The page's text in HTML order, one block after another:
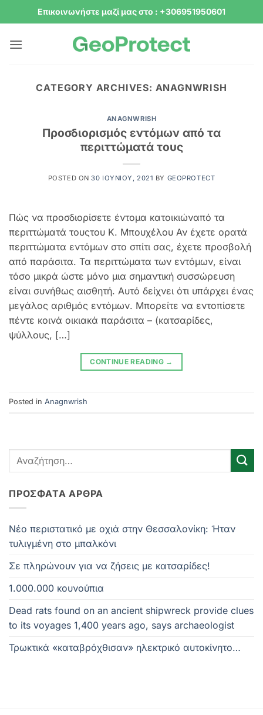
Μετάβαση
στο
Επικοινωνήστε μαζί μας στο : +306951950601
CATEGORY ARCHIVES: ANAGNWRISH
ANAGNWRISH
Προσδιορισμός εντόμων από τα
περιττώματά τους
POSTED ON30 ΙΟΥΝΊΟΥ, 2021 BY GEOPROTECT
Πώς να προσδιορίσετε έντομα κατοικιώναπό τα
περιττώματά τουςτου Κ. Μπουχέλου Αν έχετε ορατά
περιττώματα εντόμων στο σπίτι σας, έχετε προσβολή
από παράσιτα. Τα περιττώματα των εντόμων, είναι
τόσο μικρά ώστε μόνο μια σημαντική συσσώρευση
είναι συνήθως αισθητή. Αυτό δείχνει ότι υπάρχει ένας
μεγάλος αριθμός εντόμων. Μπορείτε να εντοπίσετε
πέντε κοινά οικιακά παράσιτα – (κατσαρίδες,
ψύλλους, […]
CONTINUE READING →
Posted in Anagnwrish
ΠΡΌΣΦΑΤΑ ΆΡΘΡΑ
Νέο περιστατικό με οχιά στην Θεσσαλονίκη: Ήταν
τυλιγμένη στο μπαλκόνι
Σε πληρώνουν για να ζήσεις με κατσαρίδες!
1.000.000 κουνούπια
Dead rats found on an ancient shipwreck provide clues
to its voyages 1,400 years ago, says archaeologist
Τρωκτικά «καταβρόχθισαν» ηλεκτρικό αυτοκίνητο…